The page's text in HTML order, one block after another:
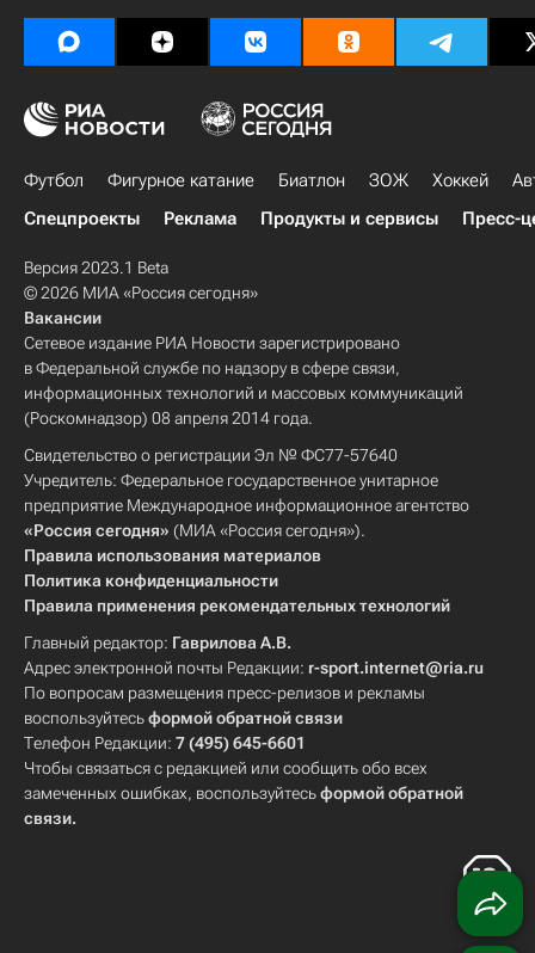
Футбол Фигурное катание Биатлон ЗОЖ Хоккей
Спецпроекты
Реклама Продукты и сервисы Пресс-
Версия 2023.1 Beta
© 2026 МИА «Россия сегодня»
Вакансии
Сетевое издание РИА Новости зарегистрировано
в Федеральной службе по надзору в сфере связи,
информационных технологий и массовых коммуникаций
(Роскомнадзор) 08 апреля 2014 года.
Свидетельство о регистрации Эл № ФС77-57640
Учредитель: Федеральное государственное унитарное
предприятие Международное информационное агентство
«Россия сегодня» (МИА «Россия сегодня»).
Правила использования материалов
Политика конфиденциальности
Правила применения рекомендательных технологий
Главный редактор: Гаврилова А.В.
Адрес электронной почты Редакции: r-sport.internet@ria.ru
По вопросам размещения пресс-релизов и рекламы
воспользуйтесьформой обратной связи
Телефон Редакции: 7 (495) 645-6601
Чтобы связаться с редакцией или сообщить обо всех
замеченных ошибках, воспользуйтесьформой обратной
связи.